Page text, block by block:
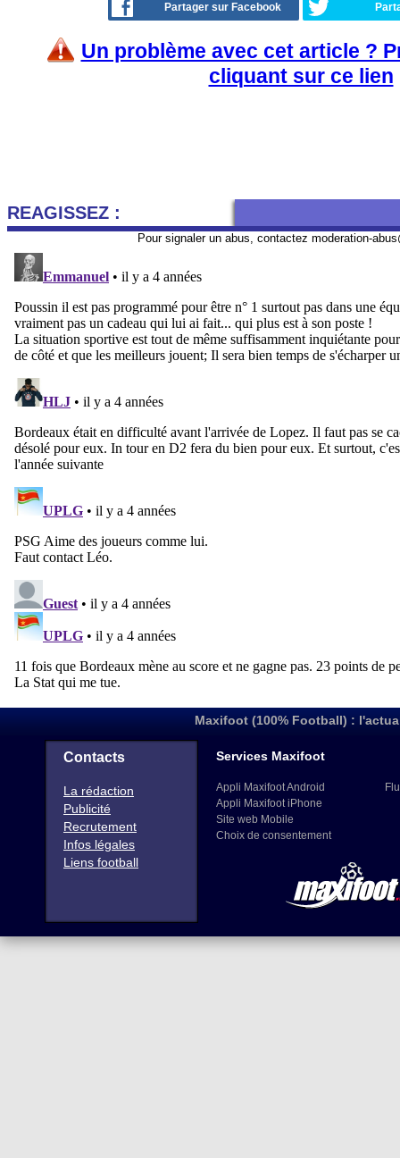
Partager sur Facebook
Un problème avec cet article ?
cliquant sur ce lien
REAGISSEZ :
Pour signaler un abus, contactez moderation-
Maxifoot (100% Football) :
Contacts
La rédaction
Publicité
Recrutement
Infos légales
Liens football
Services Maxifoot
Appli Maxifoot Android
Appli Maxifoot iPhone
Site web Mobile
Choix de consentement